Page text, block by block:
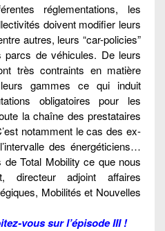
réglementations, les
doivent modifier leurs
autres, leurs “car-policies”
de véhicules. De leurs
très contraints en matière
gammes ce qui induit
obligatoires pour les
la chaîne des prestataires
notamment le cas des ex-
des énergéticiens…
de Total Mobility ce que nous
directeur adjoint affaires
Mobilités et Nouvelles
vous sur l’épisode III !